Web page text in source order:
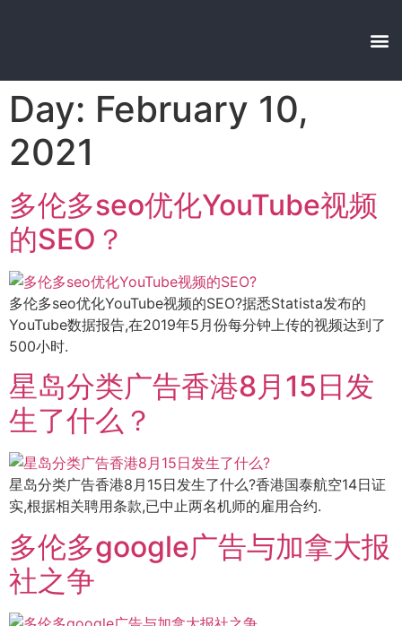
Day: February 10,
2021
多伦多seo优化YouTube视频
的SEO？
多伦多seo优化YouTube视频的SEO?据悉Statista发布的
YouTube数据报告,在2019年5月份每分钟上传的视频达到了
500小时.
星岛分类广告香港8月15日发
生了什么？
星岛分类广告香港8月15日发生了什么?香港国泰航空14日证
实,根据相关聘用条款,已中止两名机师的雇用合约.
多伦多google广告与加拿大报
社之争